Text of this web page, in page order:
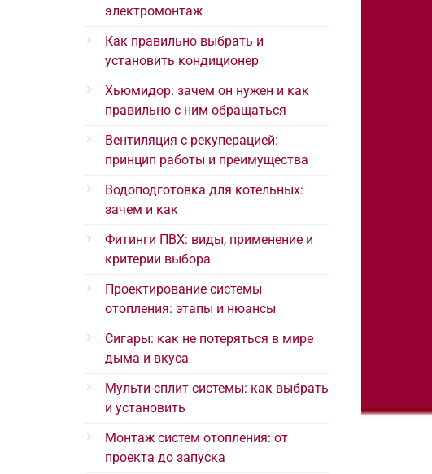
электромонтаж
Как правильно выбрать и
установить кондиционер
Хьюмидор: зачем он нужен и как
правильно с ним обращаться
Вентиляция с рекуперацией:
принцип работы и преимущества
Водоподготовка для котельных:
зачем и как
Фитинги ПВХ: виды, применение и
критерии выбора
Проектирование системы
отопления: этапы и нюансы
Сигары: как не потеряться в мире
дыма и вкуса
Мульти-сплит системы: как выбрать
и установить
Монтаж систем отопления: от
проекта до запуска